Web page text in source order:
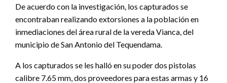
De acuerdo con la investigación, los capturados se
encontraban realizando extorsiones a la población en
inmediaciones del área rural de la vereda Vianca, del
municipio de San Antonio del Tequendama.
A los capturados se les halló en su poder dos pistolas
calibre 7.65 mm, dos proveedores para estas armas y 16